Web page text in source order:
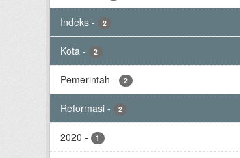
Indeks - 2
Kota - 2
Pemerintah - 2
Reformasi - 2
2020 - 1